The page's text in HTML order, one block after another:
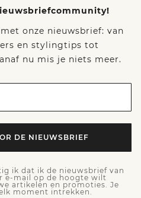
onze nieuwsbrief: van
en stylingtips tot
nu mis je niets meer.
DE NIEUWSBRIEF
ik dat ik de nieuwsbrief van
e-mail op de hoogte wilt
artikelen en promoties. Je
moment intrekken.